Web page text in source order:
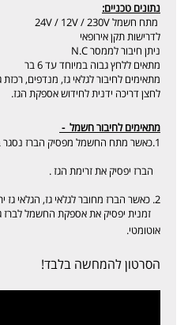
נתונים טכניים:
מתח חשמל 24V / 12V / 230V
לדרישות תקן אירופאי
ניתן חיבור לממסר N.C
מתאים ללחץ גבוה במיוחד עד 6 בר
מתאימים לחיבור לגלאי גז, מנדפים, רכזת
לחצן דריכה ידנית לחידוש אספקת הגז.
מתאימים לחיבור חשמל -
1.כאשר מתח החשמל מפסיק הברז נסגר באופן אוטומטי (N.C)
הברז יפסיק את זרימת הגז .
2. כאשר הברז מחובר לגלאי גז, הגלאי גז יתריע ויזואלית וקולית ובו
זמנית יפסיק את אספקת החשמל לברז
אוטומטי.
הסרטון להמחשה בלבד!